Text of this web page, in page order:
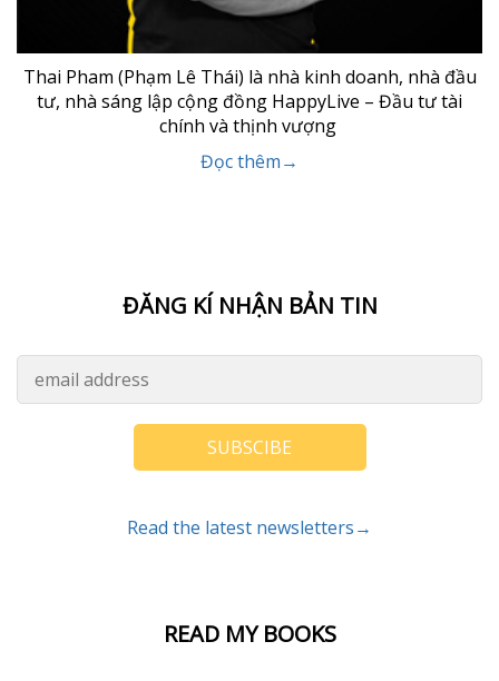
READ MY BOOKS
Thai Pham (Phạm Lê Thái) là nhà kinh doanh, nhà đầu
tư, nhà sáng lập cộng đồng HappyLive – Đầu tư tài
chính và thịnh vượng
Đọc thêm→
ĐĂNG KÍ NHẬN BẢN TIN
SUBSCIBE
Read the latest newsletters→